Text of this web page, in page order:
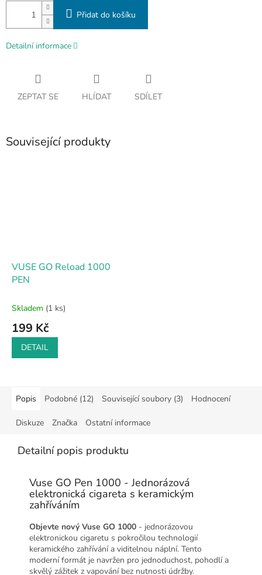
Přidat do košíku
Detailní informace
ZEPTAT SE HLÍDAT SDÍLET
Související produkty
VUSE GO Reload 1000
PEN
Skladem (1 ks)
199 Kč
DETAIL
Popis Podobné (12) Související soubory (3) Hodnocení
Diskuze Značka Ostatní informace
Detailní popis produktu
Vuse GO Pen 1000 - Jednorázová
elektronická cigareta s keramickým
zahříváním
Objevte nový Vuse GO 1000 - jednorázovou
elektronickou cigaretu s pokročilou technologií
keramického zahřívání a viditelnou náplní. Tento
moderní formát je navržen pro jednoduchost, pohodlí a
skvělý zážitek z vapování bez nutnosti údržby.